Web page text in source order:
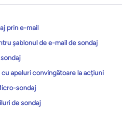
prin e-mail
șablonul de e-mail de sondaj
apeluri convingătoare la acțiuni
sondaj
de sondaj